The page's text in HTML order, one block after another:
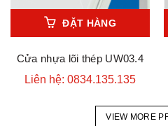
ĐẶT HÀNG
Cửa nhựa lõi thép UW03.4
Liên hệ: 0834.135.135
VIEW MORE